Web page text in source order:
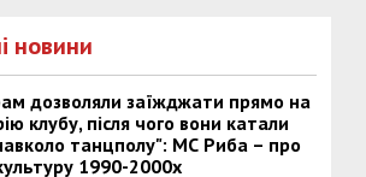
новини
дозволяли заїжджати прямо на
клубу, після чого вони катали
танцполу": МС Риба – про
1990-2000х